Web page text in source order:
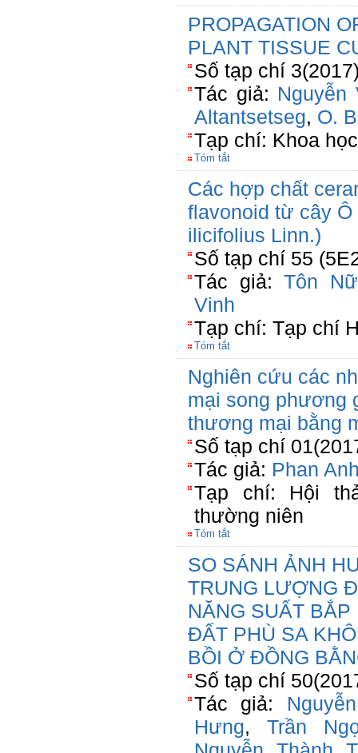
PROPAGATION
PLANT TISSUE
Số tạp chí
Tác giả: Nguyễn
Altantsetseg, O.
Tạp chí: Khoa
Tóm tắt
Các hợp chất
flavonoid từ cây
ilicifolius Linn.)
Số tạp chí 55
Tác giả:Tôn
Vinh
Tạp chí: Tạp chí
Tóm tắt
Nghiên cứu các
mại song phương
thương mại bằng
Số tạp chí
Tác giả: Phan
Tạp chí: Hội
thường niên
Tóm tắt
SO SÁNH ẢNH
TRUNG LƯỢNG
NĂNG SUẤT
ĐẤT PHÙ SA
BỒI Ở ĐỒNG
Số tạp chí
Tác giả:
Hưng,Trần